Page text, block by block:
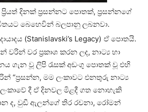
දිනක් ප්‍රසන්නට පොතක්, ප්‍රසන්නගේ
බෙහෙවින් බලපානු ලබනවා.
(Stanislavski’s Legacy) ඒ පොතයි.
වර ප්‍රකාශ කරන ලද, නාට්‍ය හා
ගැන වූ ලිපි රැසක් අඩංගු පොතක් වූ එහි
“ප්‍රසන්න, මම ලංකාවට එනතුරු නාට්‍ය
දී ඒ දිනවල මිළදී ගත නොහැකි
ද, වුඩී ඇලන්ගේ තිර රචනා, රෝමන්